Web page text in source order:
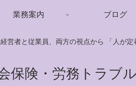
経営者と従業員、両方の視点から 「人が
保険・労務トラブ
業務案内 ブログ